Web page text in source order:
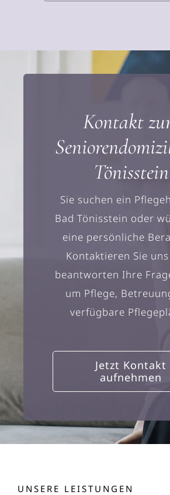
Kontakt
Tönisstein
Sie suchen ein
Bad Tönisstein oder
eine persönliche
Kontaktieren Sie
beantworten Ihre
um Pflege,
verfügbare
Jetzt Kontakt
aufnehmen
UNSERE LEISTUNGEN